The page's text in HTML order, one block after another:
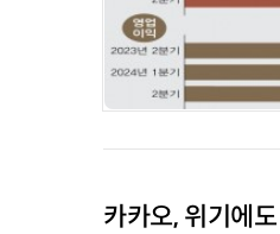
카카오, 위기에